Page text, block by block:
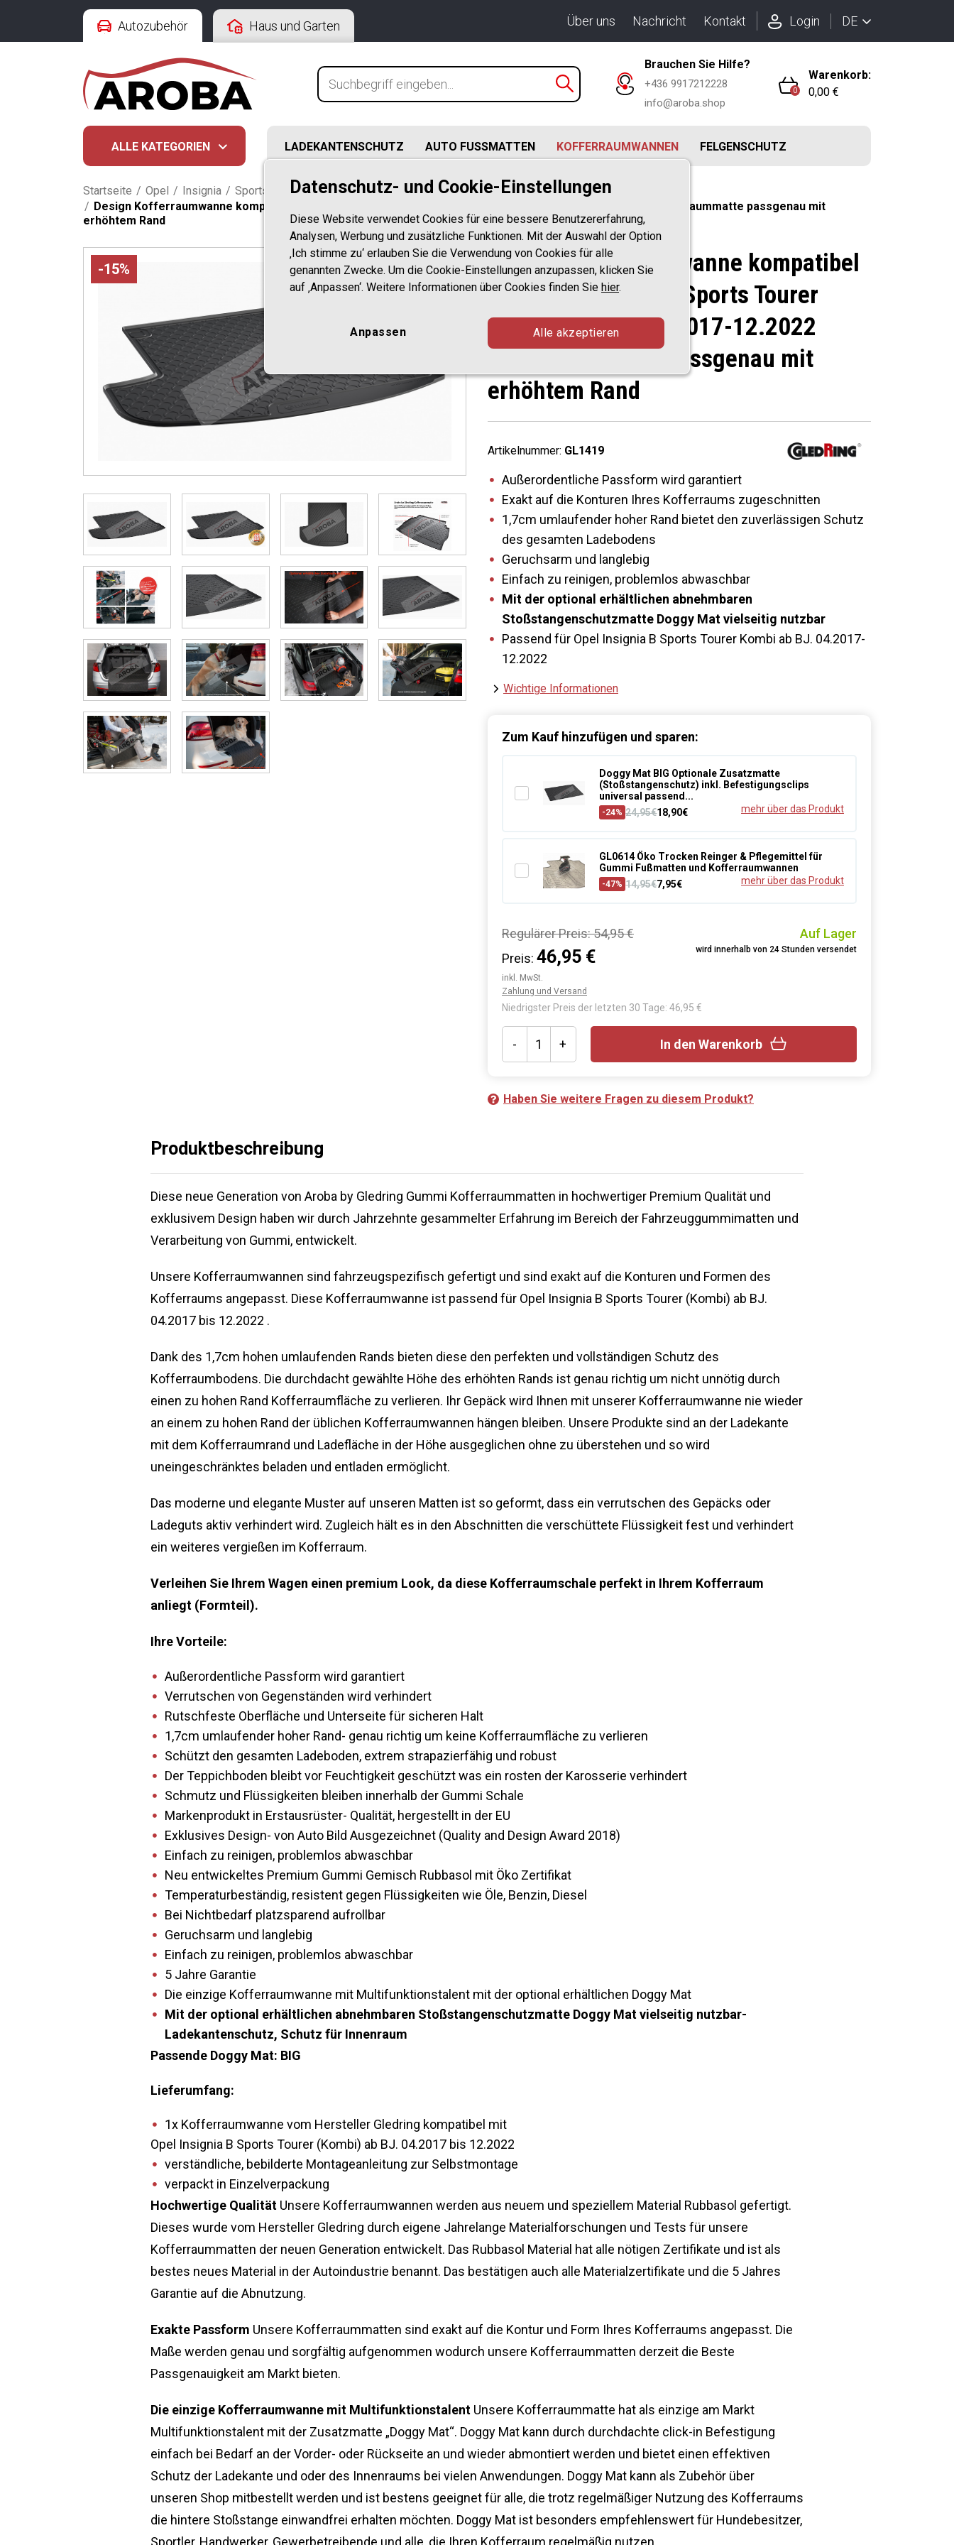
Autozubehör Haus und Garten Über uns Nachricht Kontakt Login DE
Brauchen Sie Hilfe?
+436 9917212228
info@aroba.shop
0
Warenkorb:
0,00 €
ALLE KATEGORIEN LADEKANTENSCHUTZ AUTO FUSSMATTEN KOFFERRAUMWANNEN FELGENSCHUTZ
Startseite / Opel / Insignia / Sports Tourer B (04.2017-12.2022)
/ Design Kofferraumwanne kompatibel mit Opel Insignia B Sports Tourer (Kombi) ab BJ. 04.2017-12.2022 Kofferraummatte passgenau mit
erhöhtem Rand
-15%
Design Kofferraumwanne kompatibel
mit Opel Insignia B Sports Tourer
(Kombi) ab BJ. 04.2017-12.2022
Kofferraummatte passgenau mit
erhöhtem Rand
Artikelnummer: GL1419
Außerordentliche Passform wird garantiert
Exakt auf die Konturen Ihres Kofferraums zugeschnitten
1,7cm umlaufender hoher Rand bietet den zuverlässigen Schutz
des gesamten Ladebodens
Geruchsarm und langlebig
Einfach zu reinigen, problemlos abwaschbar
Mit der optional erhältlichen abnehmbaren
Stoßstangenschutzmatte Doggy Mat vielseitig nutzbar
Passend für Opel Insignia B Sports Tourer Kombi ab BJ. 04.2017-
12.2022
Wichtige Informationen
Zum Kauf hinzufügen und sparen:
Doggy Mat BIG Optionale Zusatzmatte
(Stoßstangenschutz) inkl. Befestigungsclips
universal passend...
-24% 24,95€18,90€ mehr über das Produkt
GL0614 Öko Trocken Reinger & Pflegemittel für
Gummi Fußmatten und Kofferraumwannen
-47% 14,95€7,95€ mehr über das Produkt
Auf Lager
wird innerhalb von 24 Stunden versendet
Regulärer Preis:54,95 €
Preis: 46,95 €
inkl. MwSt.
Zahlung und Versand
Niedrigster Preis der letzten 30 Tage: 46,95 €
- + In den Warenkorb
Haben Sie weitere Fragen zu diesem Produkt?
Produktbeschreibung
Diese neue Generation von Aroba by Gledring Gummi Kofferraummatten in hochwertiger Premium Qualität und
exklusivem Design haben wir durch Jahrzehnte gesammelter Erfahrung im Bereich der Fahrzeuggummimatten und
Verarbeitung von Gummi, entwickelt.
Unsere Kofferraumwannen sind fahrzeugspezifisch gefertigt und sind exakt auf die Konturen und Formen des
Kofferraums angepasst. Diese Kofferraumwanne ist passend für Opel Insignia B Sports Tourer (Kombi) ab BJ.
04.2017 bis 12.2022 .
Dank des 1,7cm hohen umlaufenden Rands bieten diese den perfekten und vollständigen Schutz des
Kofferraumbodens. Die durchdacht gewählte Höhe des erhöhten Rands ist genau richtig um nicht unnötig durch
einen zu hohen Rand Kofferraumfläche zu verlieren. Ihr Gepäck wird Ihnen mit unserer Kofferraumwanne nie wieder
an einem zu hohen Rand der üblichen Kofferraumwannen hängen bleiben. Unsere Produkte sind an der Ladekante
mit dem Kofferraumrand und Ladefläche in der Höhe ausgeglichen ohne zu überstehen und so wird
uneingeschränktes beladen und entladen ermöglicht.
Das moderne und elegante Muster auf unseren Matten ist so geformt, dass ein verrutschen des Gepäcks oder
Ladeguts aktiv verhindert wird. Zugleich hält es in den Abschnitten die verschüttete Flüssigkeit fest und verhindert
ein weiteres vergießen im Kofferraum.
Verleihen Sie Ihrem Wagen einen premium Look, da diese Kofferraumschale perfekt in Ihrem Kofferraum
anliegt (Formteil).
Ihre Vorteile:
Außerordentliche Passform wird garantiert
Verrutschen von Gegenständen wird verhindert
Rutschfeste Oberfläche und Unterseite für sicheren Halt
1,7cm umlaufender hoher Rand- genau richtig um keine Kofferraumfläche zu verlieren
Schützt den gesamten Ladeboden, extrem strapazierfähig und robust
Der Teppichboden bleibt vor Feuchtigkeit geschützt was ein rosten der Karosserie verhindert
Schmutz und Flüssigkeiten bleiben innerhalb der Gummi Schale
Markenprodukt in Erstausrüster- Qualität, hergestellt in der EU
Exklusives Design- von Auto Bild Ausgezeichnet (Quality and Design Award 2018)
Einfach zu reinigen, problemlos abwaschbar
Neu entwickeltes Premium Gummi Gemisch Rubbasol mit Öko Zertifikat
Temperaturbeständig, resistent gegen Flüssigkeiten wie Öle, Benzin, Diesel
Bei Nichtbedarf platzsparend aufrollbar
Geruchsarm und langlebig
Einfach zu reinigen, problemlos abwaschbar
5 Jahre Garantie
Die einzige Kofferraumwanne mit Multifunktionstalent mit der optional erhältlichen Doggy Mat
Mit der optional erhältlichen abnehmbaren Stoßstangenschutzmatte Doggy Mat vielseitig nutzbar-
Ladekantenschutz, Schutz für Innenraum
Passende Doggy Mat: BIG
Lieferumfang:
1x Kofferraumwanne vom Hersteller Gledring kompatibel mit
Opel Insignia B Sports Tourer (Kombi) ab BJ. 04.2017 bis 12.2022
verständliche, bebilderte Montageanleitung zur Selbstmontage
verpackt in Einzelverpackung
Hochwertige Qualität Unsere Kofferraumwannen werden aus neuem und speziellem Material Rubbasol gefertigt.
Dieses wurde vom Hersteller Gledring durch eigene Jahrelange Materialforschungen und Tests für unsere
Kofferraummatten der neuen Generation entwickelt. Das Rubbasol Material hat alle nötigen Zertifikate und ist als
bestes neues Material in der Autoindustrie benannt. Das bestätigen auch alle Materialzertifikate und die 5 Jahres
Garantie auf die Abnutzung.
Exakte Passform Unsere Kofferraummatten sind exakt auf die Kontur und Form Ihres Kofferraums angepasst. Die
Maße werden genau und sorgfältig aufgenommen wodurch unsere Kofferraummatten derzeit die Beste
Passgenauigkeit am Markt bieten.
Die einzige Kofferraumwanne mit Multifunktionstalent Unsere Kofferraummatte hat als einzige am Markt
Multifunktionstalent mit der Zusatzmatte „Doggy Mat“. Doggy Mat kann durch durchdachte click-in Befestigung
einfach bei Bedarf an der Vorder- oder Rückseite an und wieder abmontiert werden und bietet einen effektiven
Schutz der Ladekante und oder des Innenraums bei vielen Anwendungen. Doggy Mat kann als Zubehör über
unseren Shop mitbestellt werden und ist bestens geeignet für alle, die trotz regelmäßiger Nutzung des Kofferraums
die hintere Stoßstange einwandfrei erhalten möchten. Doggy Mat ist besonders empfehlenswert für Hundebesitzer,
Sportler, Handwerker, Gewerbetreibende und alle, die Ihren Kofferraum regelmäßig nutzen.
Datenschutz- und Cookie-Einstellungen
Diese Website verwendet Cookies für eine bessere Benutzererfahrung,
Analysen, Werbung und zusätzliche Funktionen. Mit der Auswahl der Option
‚Ich stimme zu‘ erlauben Sie die Verwendung von Cookies für alle
genannten Zwecke. Um die Cookie-Einstellungen anzupassen, klicken Sie
auf ‚Anpassen‘. Weitere Informationen über Cookies finden Sie hier.
Anpassen Alle akzeptieren